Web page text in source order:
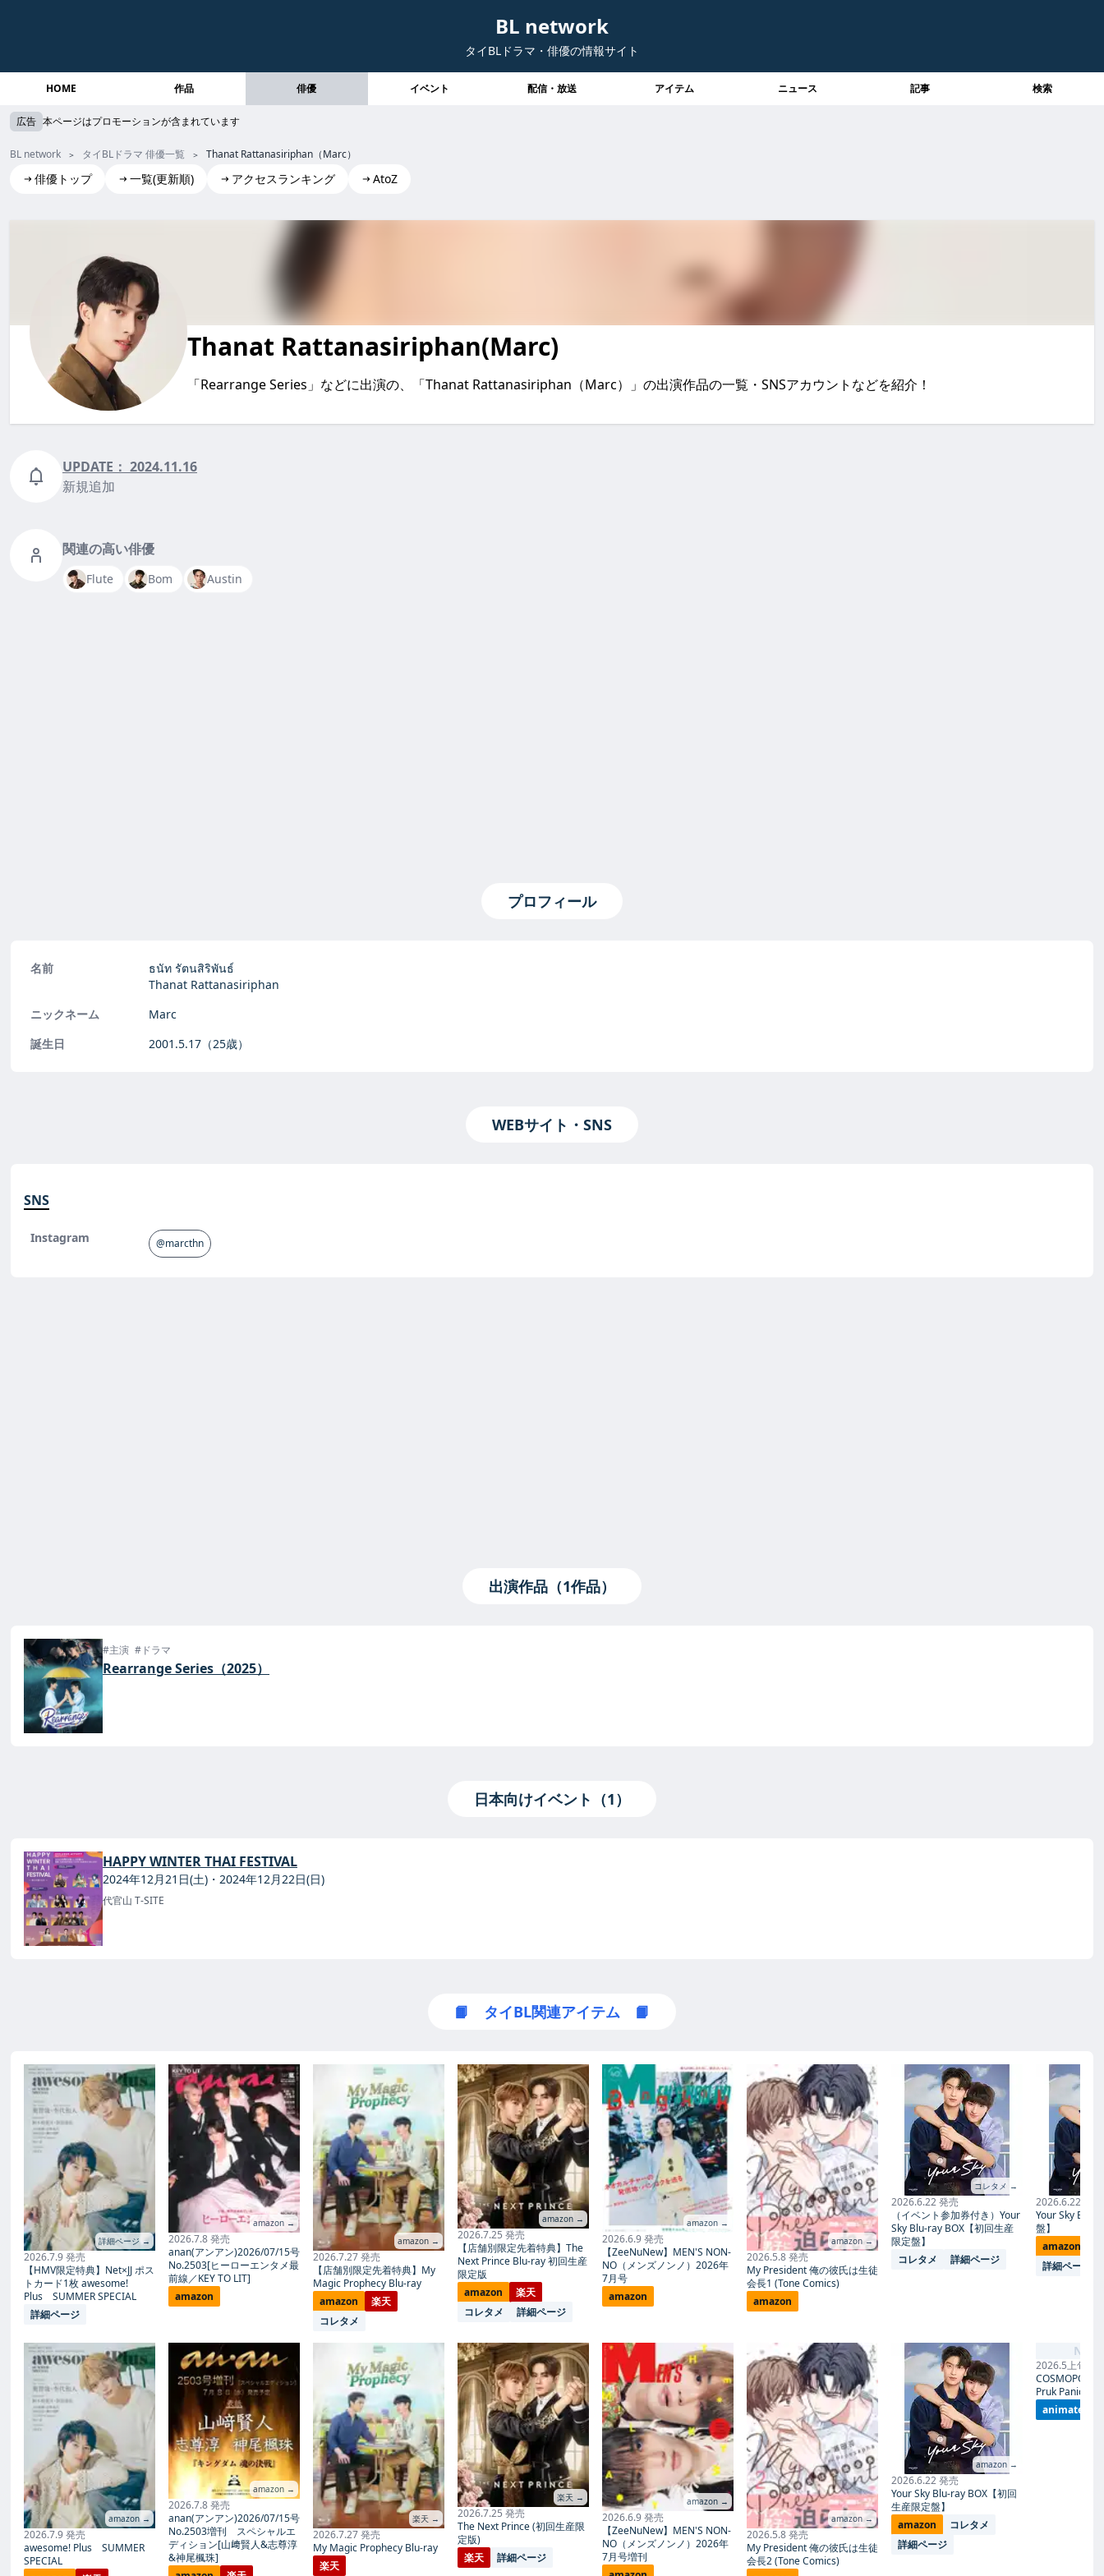
BL network
タイBLドラマ・俳優の情報サイト
HOME 作品 俳優 イベント 配信・放送 アイテム ニュース 記事 検索
広告 本ページはプロモーションが含まれています
BL network タイBLドラマ 俳優一覧 Thanat Rattanasiriphan（Marc）
俳優トップ 一覧(更新順) アクセスランキング AtoZ
Thanat Rattanasiriphan(Marc)
「Rearrange Series」などに出演の、「Thanat Rattanasiriphan（Marc）」の出演作品の一覧・SNSアカウントなどを紹介！
UPDATE： 2024.11.16
新規追加
関連の高い俳優
Flute Bom Austin
プロフィール
名前
ธนัท รัตนสิริพันธ์
Thanat Rattanasiriphan
ニックネーム
Marc
誕生日
2001.5.17 （25歳）
WEBサイト・SNS
SNS
Instagram @marcthn
出演作品（1作品）
#主演 #ドラマ
Rearrange Series（2025）
日本向けイベント（1）
HAPPY WINTER THAI FESTIVAL
2024年12月21日(土)・2024年12月22日(日)
代官山 T-SITE
📙 タイBL関連アイテム 📙
詳細ページ →
2026.7.9 発売
【HMV限定特典】Net×JJ ポス
トカード1枚 awesome!
Plus SUMMER SPECIAL
詳細ページ
amazon →
2026.7.9 発売
awesome! Plus SUMMER
SPECIAL
amazon →
2026.7.8 発売
anan(アンアン)2026/07/15号
No.2503[ヒーローエンタメ最
前線／KEY TO LIT]
amazon
amazon →
2026.7.8 発売
anan(アンアン)2026/07/15号
No.2503増刊 スペシャルエ
ディション[山﨑賢人&志尊淳
&神尾楓珠]
amazon →
2026.7.27 発売
【店舗別限定先着特典】My
Magic Prophecy Blu-ray
amazon
楽天
コレタメ
楽天 →
2026.7.27 発売
My Magic Prophecy Blu-ray
楽天
amazon →
2026.7.25 発売
【店舗別限定先着特典】The
Next Prince Blu-ray 初回生産
限定版
amazon
楽天
コレタメ
詳細ページ
楽天 →
2026.7.25 発売
The Next Prince (初回生産限
定版)
楽天
詳細ページ
amazon →
2026.6.9 発売
【ZeeNuNew】MEN'S NON-
NO（メンズノンノ）2026年
7月号
amazon
amazon →
2026.6.9 発売
【ZeeNuNew】MEN'S NON-
NO（メンズノンノ）2026年
7月号増刊
amazon →
2026.5.8 発売
My President 俺の彼氏は生徒
会長1 (Tone Comics)
amazon
amazon →
2026.5.8 発売
My President 俺の彼氏は生徒
会長2 (Tone Comics)
コレタメ →
2026.6.22 発売
（イベント参加券付き）Your
Sky Blu-ray BOX【初回生産
限定盤】
コレタメ
詳細ページ
amazon →
2026.6.22 発売
Your Sky Blu-ray BOX【初回
生産限定盤】
amazon
コレタメ
詳細ページ
2026.6.22 発売
Your Sky Blu-
盤】
amazon
詳細ページ
No
2026.5上旬 発
Pruk Panich-
animate